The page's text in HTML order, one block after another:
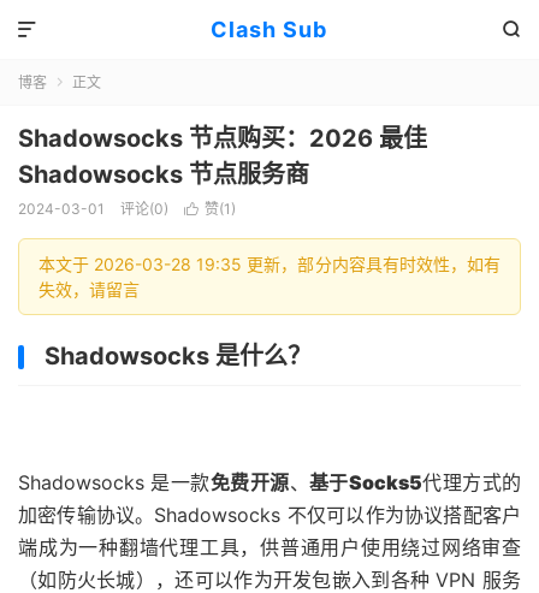
Clash Sub 

博客  正文
Shadowsocks 节点购买：2026 最佳
Shadowsocks 节点服务商
2024-03-01 评论(0)  赞(1 )
本文于 2026-03-28 19:35 更新，部分内容具有时效性，如有
失效，请留言
Shadowsocks 是什么？
Shadowsocks 是一款免费开源、 基于Socks5代理方式的
加密传输协议。Shadowsocks 不仅可以作为协议搭配客户
端成为一种翻墙代理工具，供普通用户使用绕过网络审查
（如防火长城），还可以作为开发包嵌入到各种 VPN 服务